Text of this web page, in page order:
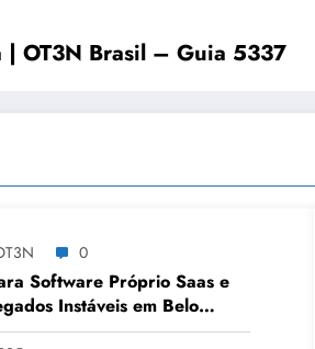
| OT3N Brasil – Guia 5337
0
Software Próprio Saas e
Instáveis em Belo
OT3N Brasil – Guia 3449